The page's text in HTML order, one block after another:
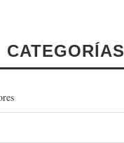
CATEGORÍAS